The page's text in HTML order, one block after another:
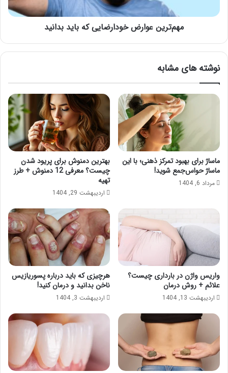
مهم‌ترین عوارض خودارضایی که باید بدانید
نوشته های مشابه
ماساژ برای بهبود تمرکز ذهنی؛ با این
ماساژ حواس‌جمع شوید!
مرداد 6, 1404
بهترین دمنوش برای پریود شدن
چیست؟ معرفی 12 دمنوش + طرز
تهیه
اردیبهشت 29, 1404
واریس واژن در بارداری چیست؟
علائم + روش درمان
اردیبهشت 13, 1404
هرچیزی که باید درباره پسوریازیس
ناخن بدانید و درمان کنید!
اردیبهشت 3, 1404